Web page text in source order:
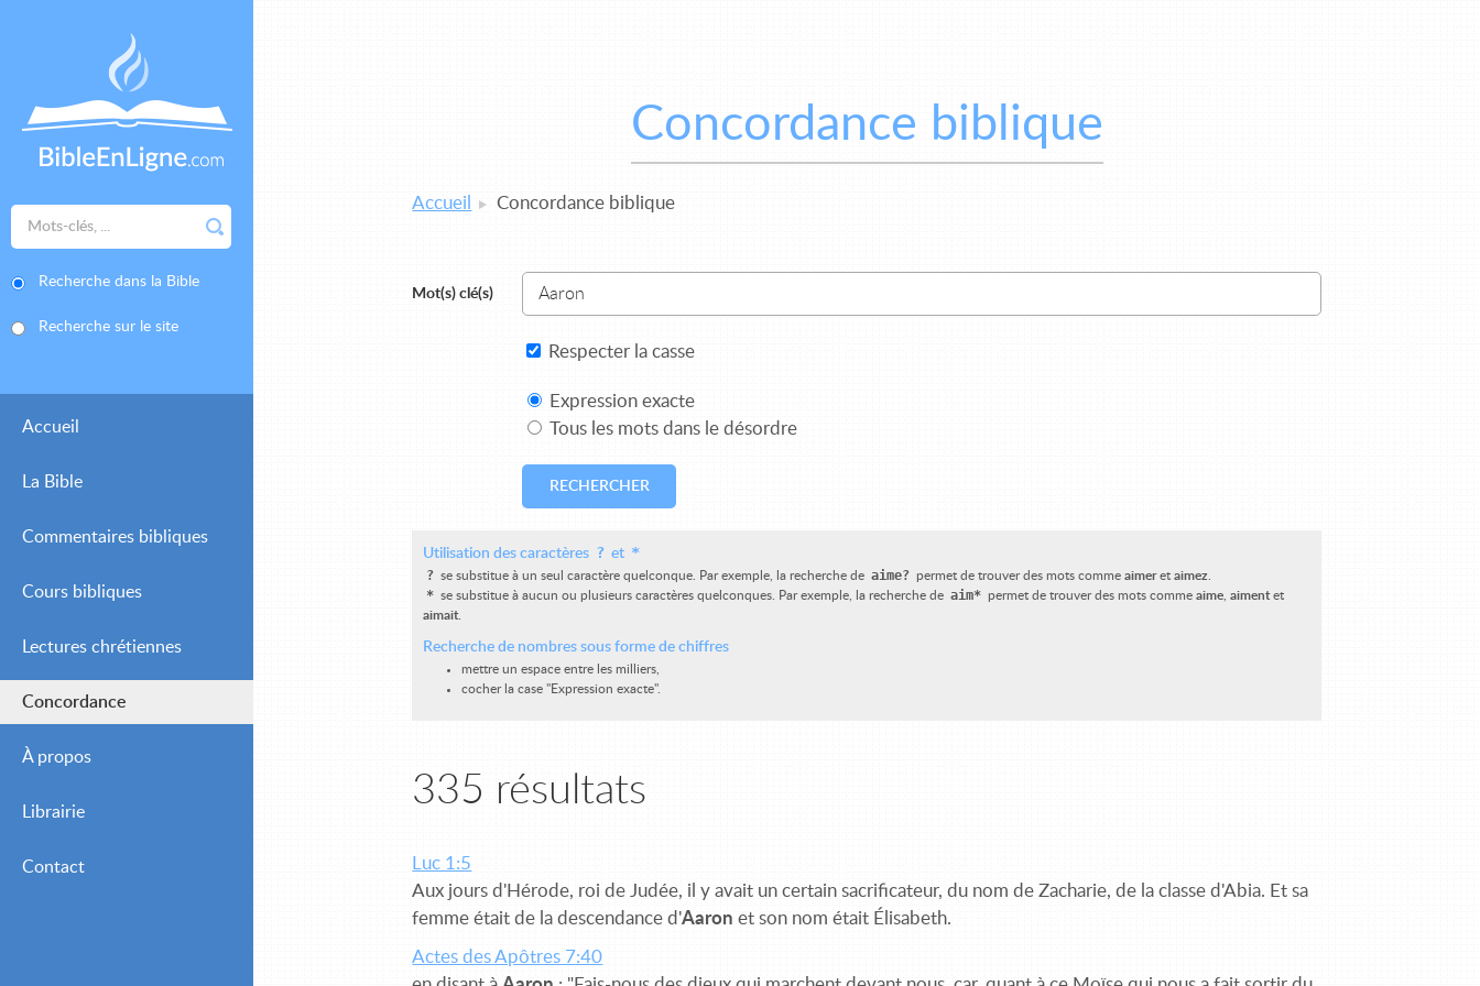
Recherche dans la Bible
Recherche sur le site
Accueil
La Bible
Commentaires bibliques
Simple
Intermédiaire
Avancé
Cours bibliques
Lectures chrétiennes
Journalières
Hebdomadaires
Mensuelles (Adultes
Concordance
À propos
Librairie
Contact
Concordance biblique
Accueil Concordance biblique
Mot(s) clé(s)
Respecter la casse
Expression exacte
Tous les mots dans le désordre
RECHERCHER
Utilisation des caractères ? et *
? se substitue à un seul caractère quelconque. Par exemple, la recherche de aime? permet de trouver des mots commeaimeretaimez
* se substitue à aucun ou plusieurs caractères quelconques. Par exemple, la recherche de aim* permet de trouver des mots commeaime ,aimentet
aimait.
Recherche de nombres sous forme de chiffres
mettre un espace entre les milliers,
cocher la case "Expression exacte".
335 résultats
Luc 1:5
Aux jours d'Hérode, roi de Judée, il y avait un certain sacrificateur, du nom de Zacharie, de la classe d'Abia. Et sa
femme était de la descendance d'Aaron et son nom était Élisabeth.
Actes des Apôtres 7:40